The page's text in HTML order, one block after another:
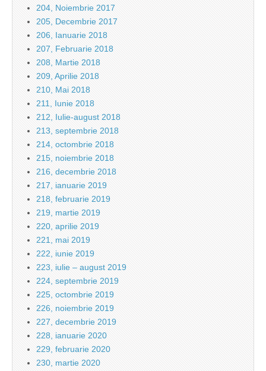
204, Noiembrie 2017
205, Decembrie 2017
206, Ianuarie 2018
207, Februarie 2018
208, Martie 2018
209, Aprilie 2018
210, Mai 2018
211, Iunie 2018
212, Iulie-august 2018
213, septembrie 2018
214, octombrie 2018
215, noiembrie 2018
216, decembrie 2018
217, ianuarie 2019
218, februarie 2019
219, martie 2019
220, aprilie 2019
221, mai 2019
222, iunie 2019
223, iulie – august 2019
224, septembrie 2019
225, octombrie 2019
226, noiembrie 2019
227, decembrie 2019
228, ianuarie 2020
229, februarie 2020
230, martie 2020